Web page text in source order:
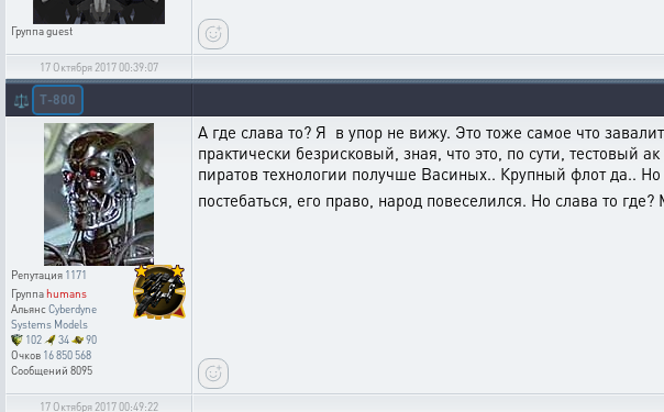
Группаguest
17 Октября 2017 00:39:07
⚖️ T-800
Репутация 1171
Группаhumans
АльянсCyberdyne
Systems Models
102
34
90
Очков 16 850 568
Сообщений 8095
А где слава то? Я в упор не вижу. Это тоже самое что
практически безрисковый, зная, что это, по сути, тестовый
пиратов технологии получше Васиных.. Крупный флот да.. Но
постебаться, его право, народ повеселился. Но слава то
17 Октября 2017 00:49:22